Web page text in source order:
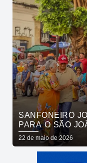
SANFONEIRO
PARA O SÃO
22 de maio de 2026